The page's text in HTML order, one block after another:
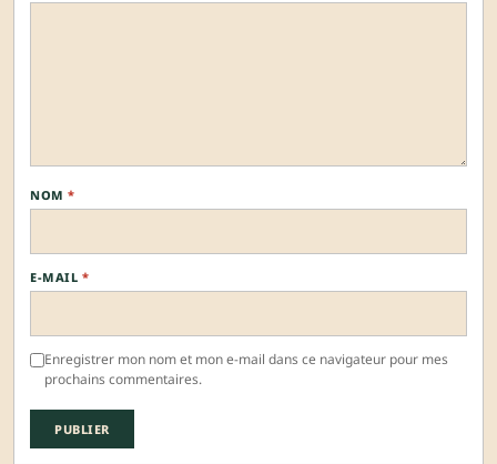
NOM *
E-MAIL *
Enregistrer mon nom et mon e-mail dans ce navigateur pour mes
prochains commentaires.